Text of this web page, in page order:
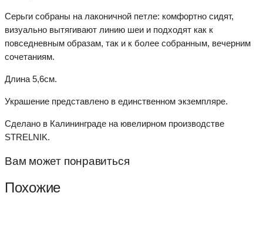
Серьги собраны на лаконичной петле: комфортно сидят,
визуально вытягивают линию шеи и подходят как к
повседневным образам, так и к более собранным, вечерним
сочетаниям.
Длина 5,6см.
Украшение представлено в единственном экземпляре.
Сделано в Калининграде на ювелирном производстве
STRELNIK.
Вам может понравиться
Похожие